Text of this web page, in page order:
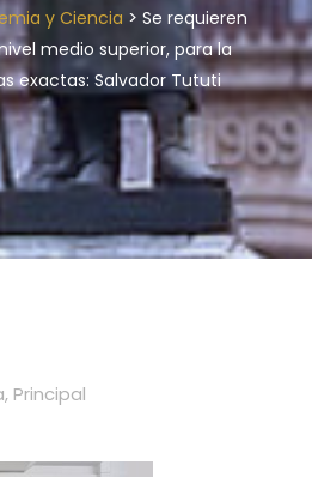
y Ciencia > Se requieren
medio superior, para la
exactas: Salvador Tututi
, Principal